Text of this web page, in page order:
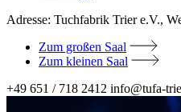
Adresse: Tuchfabrik Trier e.V.,
Zum großen Saal
Zum kleinen Saal
+49 651 / 718 2412 info@tufa-